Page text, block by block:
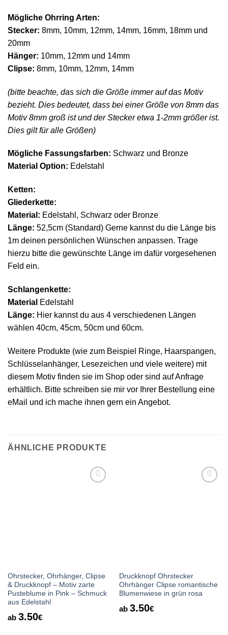
Mögliche Ohrring Arten:
Stecker: 8mm, 10mm, 12mm, 14mm, 16mm, 18mm und
20mm
Hänger: 10mm, 12mm und 14mm
Clipse: 8mm, 10mm, 12mm, 14mm
(bitte beachte, das sich die Größe immer auf das Motiv
bezieht. Dies bedeutet, dass bei einer Größe von 8mm das
Motiv 8mm groß ist und der Stecker etwa 1-2mm größer ist.
Dies gilt für alle Größen)
Mögliche Fassungsfarben: Schwarz und Bronze
Material Option: Edelstahl
Ketten:
Gliederkette:
Material: Edelstahl, Schwarz oder Bronze
Länge: 52,5cm (Standard) Gerne kannst du die Länge bis
1m deinen persönlichen Wünschen anpassen. Trage
hierzu bitte die gewünschte Länge im dafür vorgesehenen
Feld ein.
Schlangenkette:
Material Edelstahl
Länge: Hier kannst du aus 4 verschiedenen Längen
wählen 40cm, 45cm, 50cm und 60cm.
Weitere Produkte (wie zum Beispiel Ringe, Haarspangen,
Schlüsselanhänger, Lesezeichen und viele weitere) mit
diesem Motiv finden sie im Shop oder sind auf Anfrage
erhältlich. Bitte schreiben sie mir vor Ihrer Bestellung eine
eMail und ich mache ihnen gern ein Angebot.
ÄHNLICHE PRODUKTE
Ohrstecker, Ohrhänger, Clipse
& Druckknopf – Motiv zarte
Pusteblume in Pink – Schmuck
aus Edelstahl
ab 3.50€
Druckknopf Ohrstecker
Ohrhänger Clipse romantische
Blumenwiese in grün rosa
ab 3.50€